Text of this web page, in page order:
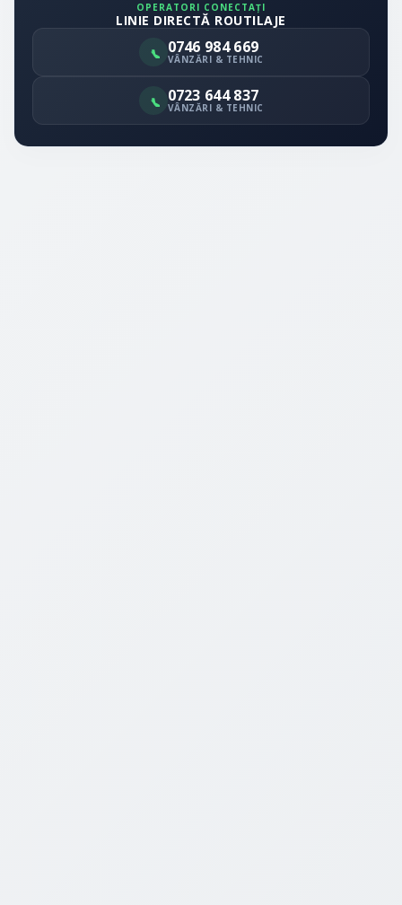
OPERATORI CONECTAȚI
LINIE DIRECTĂ ROUTILAJE
0746 984 669
VÂNZĂRI & TEHNIC
0723 644 837
VÂNZĂRI & TEHNIC